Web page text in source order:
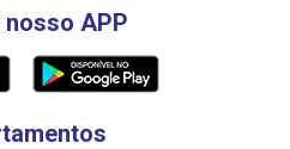
nosso APP